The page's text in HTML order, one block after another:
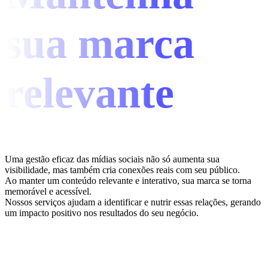
sua marca
relevante
Uma gestão eficaz das mídias sociais não só aumenta sua
visibilidade, mas também cria conexões reais com seu público.
Ao manter um conteúdo relevante e interativo, sua marca se torna
memorável e acessível.
Nossos serviços ajudam a identificar e nutrir essas relações, gerando
um impacto positivo nos resultados do seu negócio.